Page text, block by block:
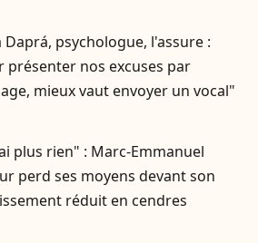
Daprá, psychologue, l'assure :
présenter nos excuses par
mieux vaut envoyer un vocal"
plus rien" : Marc-Emmanuel
perd ses moyens devant son
réduit en cendres